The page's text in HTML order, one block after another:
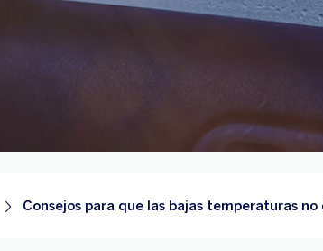
Consejos para que las bajas temperaturas